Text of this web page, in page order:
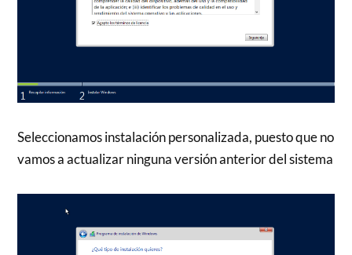
Seleccionamos instalación personalizada, puesto que no
vamos a actualizar ninguna versión anterior del sistema